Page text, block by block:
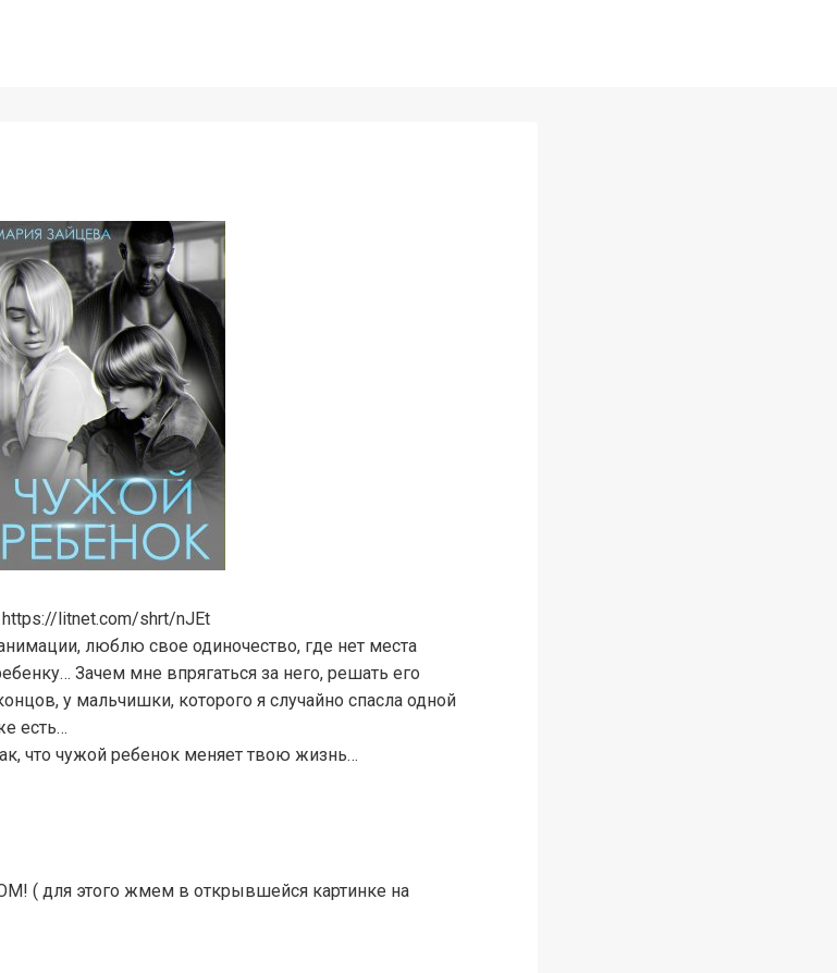
litnet.com/shrt/nJEt
люблю свое одиночество, где нет места
Зачем мне впрягаться за него, решать его
у мальчишки, которого я случайно спасла одной
есть…
что чужой ребенок меняет твою жизнь…
для этого жмем в открывшейся картинке на